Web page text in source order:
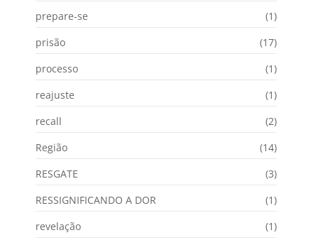
prepare-se
(1)
prisão
(17)
processo
(1)
reajuste
(1)
recall
(2)
Região
(14)
RESGATE
(3)
RESSIGNIFICANDO A DOR
(1)
revelação
(1)